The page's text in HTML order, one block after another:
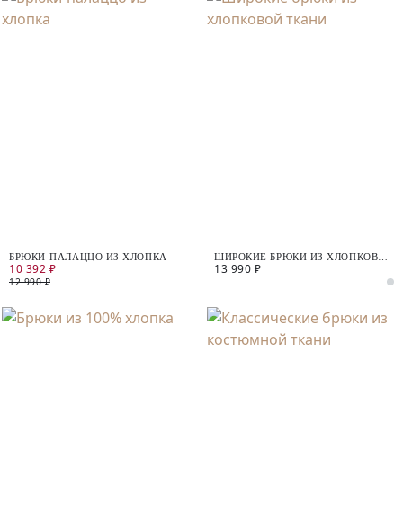
БРЮКИ-ПАЛАЦЦО ИЗ ХЛОПКА
10 392 ₽
12 990 ₽
ШИРОКИЕ БРЮКИ ИЗ ХЛОПКОВОЙ
ТКАНИ
13 990 ₽